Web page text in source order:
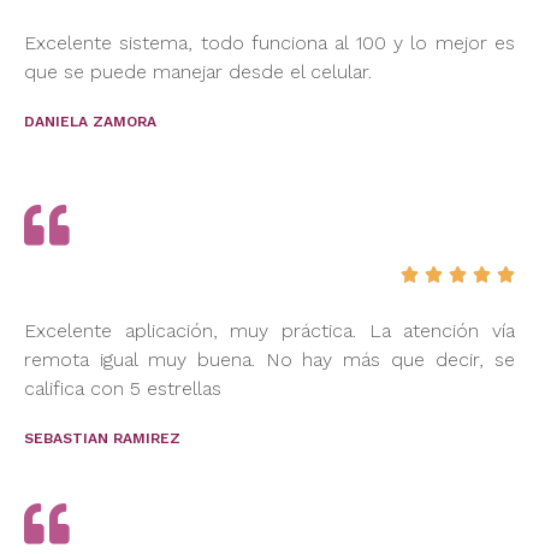
Excelente sistema, todo funciona al 100 y lo mejor es
que se puede manejar desde el celular.
DANIELA ZAMORA
    
Excelente aplicación, muy práctica. La atención vía
remota igual muy buena. No hay más que decir, se
califica con 5 estrellas
SEBASTIAN RAMIREZ